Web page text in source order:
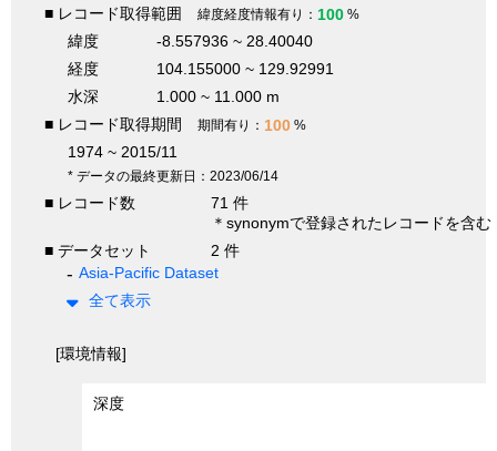
■ レコード取得範囲 緯度経度情報有り： 100 %
緯度
-8.557936 ~ 28.40040
経度
104.155000 ~ 129.92991
水深
1.000 ~ 11.000 m
■ レコード取得期間
期間有り： 100 %
1974 ~ 2015/11
* データの最終更新日：2023/06/14
■ レコード数
71 件
＊synonymで登録されたレコードを含む
■ データセット
2 件
Asia-Pacific Dataset
全て表示
[環境情報]
深度